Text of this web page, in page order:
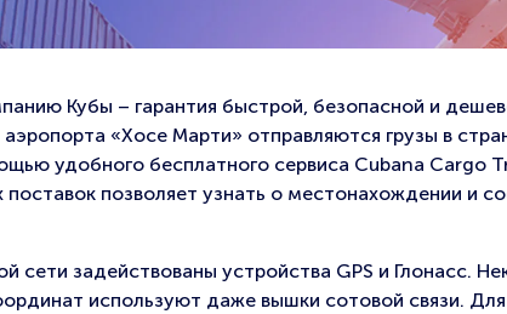
Кубы – гарантия быстрой, безопасной и
«Хосе Марти» отправляются грузы в
удобного бесплатного сервиса Cubana Cargo
позволяет узнать о местонахождении и
сети задействованы устройства GPS и Глонасс.
используют даже вышки сотовой связи. Для